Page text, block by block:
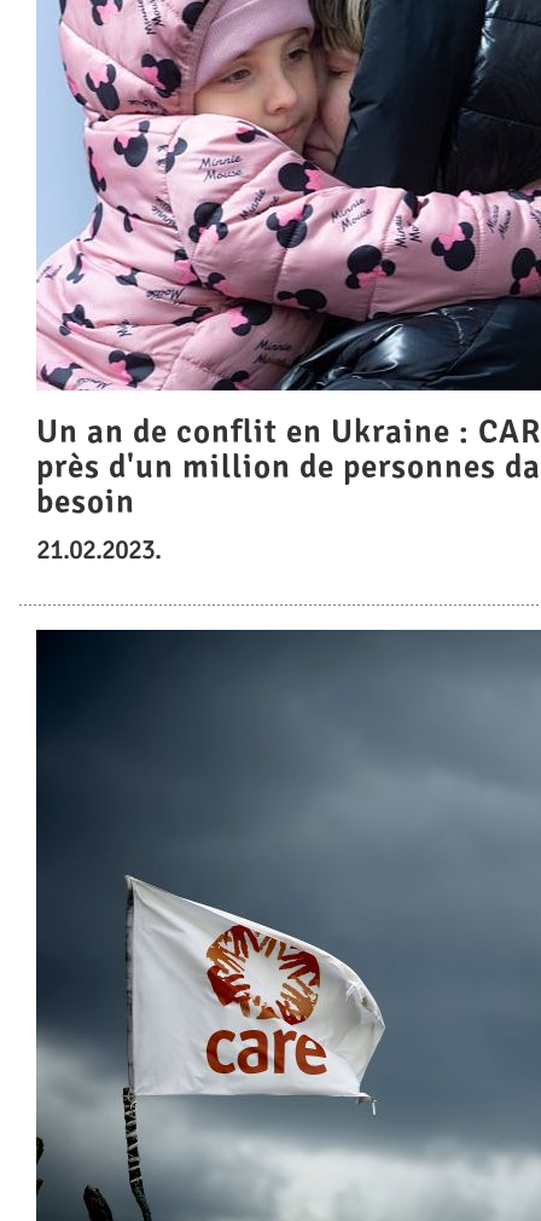
Un an de conflit en Ukraine :
près d'un million de personnes
besoin
21.02.2023.